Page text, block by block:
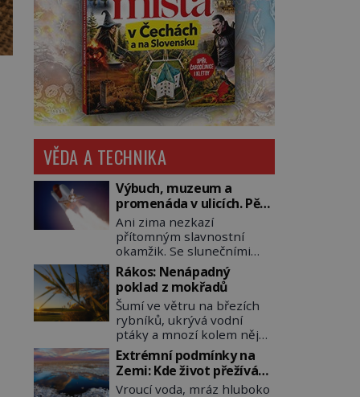
VĚDA A TECHNIKA
Výbuch, muzeum a
promenáda v ulicích. Pět
osudů nejslavnějších
raketoplánů
Ani zima nezkazí
přítomným slavnostní
okamžik. Se slunečními
brýlemi hledí na startující
raketu, která má do
vesmíru vynést kromě
posádky také obyčejnou
učitelku. Po několika
sekundách všem ztuhnou
úsměvy, stroj totiž
exploduje. Jejich
konstrukce není z levného
Rákos: Nenápadný
poklad z mokřadů
Šumí ve větru na březích
rybníků, ukrývá vodní
ptáky a mnozí kolem něj
procházejí bez povšimnutí.
Přesto právě rákos
pomáhal stavět domy,
vyrábět lodě, zapisovat
Extrémní podmínky na
Zemi: Kde život přežívá
navzdory všemu
Vroucí voda, mráz hluboko